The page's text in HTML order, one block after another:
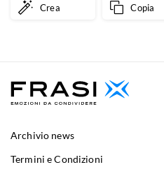
Crea Copia
Archivio news
Termini e Condizioni